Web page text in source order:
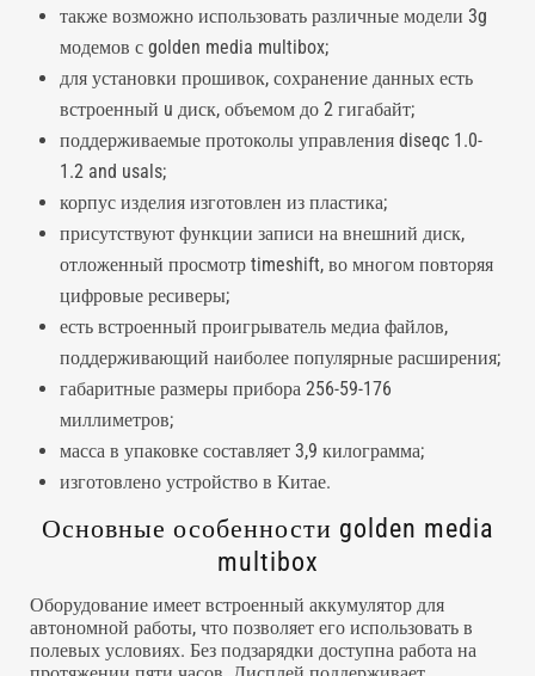
также возможно использовать различные модели 3g
модемов с golden media multibox;
для установки прошивок, сохранение данных есть
встроенный u диск, объемом до 2 гигабайт;
поддерживаемые протоколы управления diseqc 1.0-
1.2 and usals;
корпус изделия изготовлен из пластика;
присутствуют функции записи на внешний диск,
отложенный просмотр timeshift, во многом повторяя
цифровые ресиверы;
есть встроенный проигрыватель медиа файлов,
поддерживающий наиболее популярные расширения;
габаритные размеры прибора 256-59-176
миллиметров;
масса в упаковке составляет 3,9 килограмма;
изготовлено устройство в Китае.
Основные особенности golden media
multibox
Оборудование имеет встроенный аккумулятор для
автономной работы, что позволяет его использовать в
полевых условиях. Без подзарядки доступна работа на